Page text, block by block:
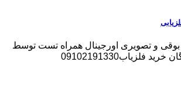
بوقی و تصویری اورجینال همراه تست توسط
فلزیاب09102191330